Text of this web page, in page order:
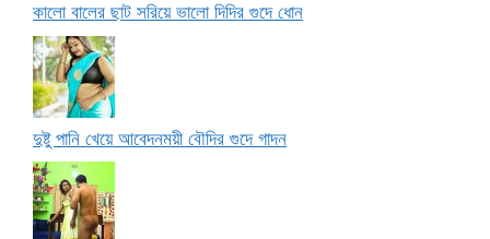
কালো বালের ছাট সরিয়ে ভালো দিদির গুদে ধোন
দুষ্টু পানি খেয়ে আবেদনময়ী বৌদির গুদে গাদন